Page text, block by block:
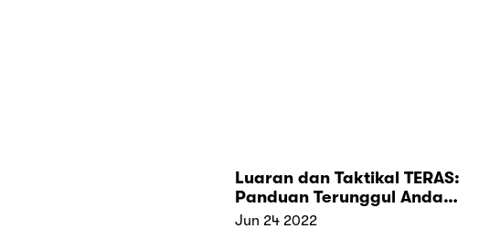
Luaran dan Taktikal TERAS:
Panduan Terunggul Anda
untuk Meneroka Yang
Jun 24 2022